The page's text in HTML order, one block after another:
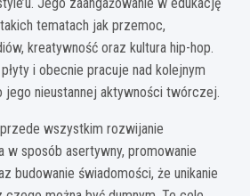
tematach jak przemoc,
kreatywność oraz kultura hip-hop.
i obecnie pracuje nad kolejnym
jego nieustannej aktywności twórczej.
wszystkim rozwijanie
w sposób asertywny, promowanie
budowanie świadomości, że unikanie